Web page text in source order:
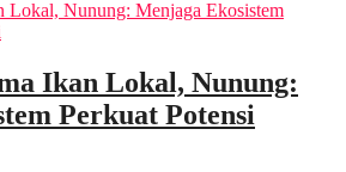
Ikan Lokal, Nunung:
Perkuat Potensi